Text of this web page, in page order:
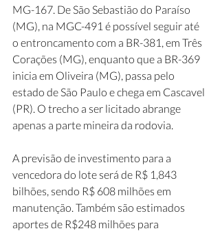
MG-167. De São Sebastião do Paraíso
(MG), na MGC-491 é possível seguir até
o entroncamento com a BR-381, em Três
Corações (MG), enquanto que a BR-369
inicia em Oliveira (MG), passa pelo
estado de São Paulo e chega em Cascavel
(PR). O trecho a ser licitado abrange
apenas a parte mineira da rodovia.
A previsão de investimento para a
vencedora do lote será de R$ 1,843
bilhões, sendo R$ 608 milhões em
manutenção. Também são estimados
aportes de R$248 milhões para